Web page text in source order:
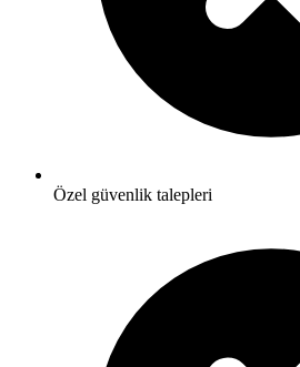
Özel güvenlik talepleri